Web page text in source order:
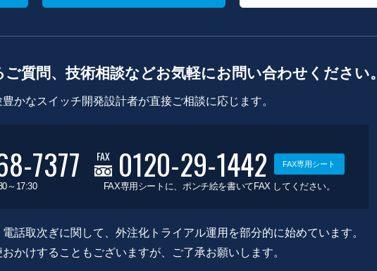
質問、技術相談などお気軽にお問い合わせください。
豊かなスイッチ開発設計者が直接ご相談に応じます。
7377
～17:30
FAX 0120-29-1442 FAX専用シート
FAX専用シートに、ポンチ絵を書いてFAX してください。
話取次ぎに関して、外注化トライアル運用を部分的に始めています。
おかけすることもございますが、ご了承お願いします。